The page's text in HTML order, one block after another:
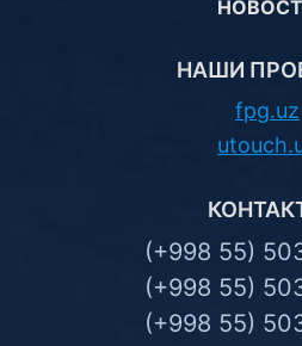
НАШИ
fpg.uz
(+998 55)
(+998 55)
(+998 55)